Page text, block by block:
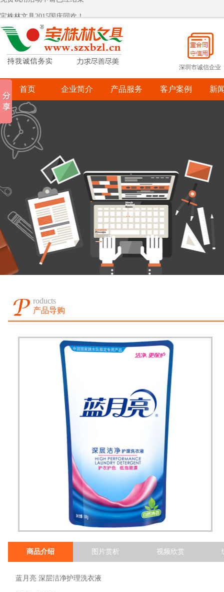
热烈祝贺宝株林入围罗湖政府采购供应商
宝株林关爱自闭症儿童
宝株林关爱自闭症儿童
深圳市诚信企业
首页 企业简介 产品服务 客户案例 新
roducts
产品导购
商品介绍 图片赏析 视频欣赏
蓝月亮 深层洁净护理洗衣液